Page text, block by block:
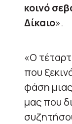
κοινό
Δίκαιο».
«Ο
που
φάση
μας που